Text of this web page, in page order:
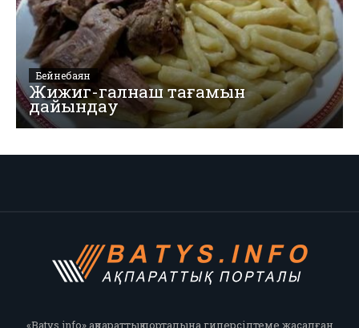
Бейнебаян
Жижиг-галнаш тағамын
дайындау
«Batys.info» ақпараттық порталына гиперсілтеме жасалған